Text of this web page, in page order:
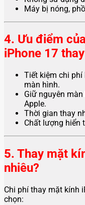
Máy bị nóng,
4. Ưu điểm
iPhone 17
Tiết kiệm chi phí
màn hình.
Giữ nguyên
Apple.
Thời gian thay
Chất lượng hiển
5. Thay mặt
nhiêu?
Chi phí thay mặt kính
chọn: